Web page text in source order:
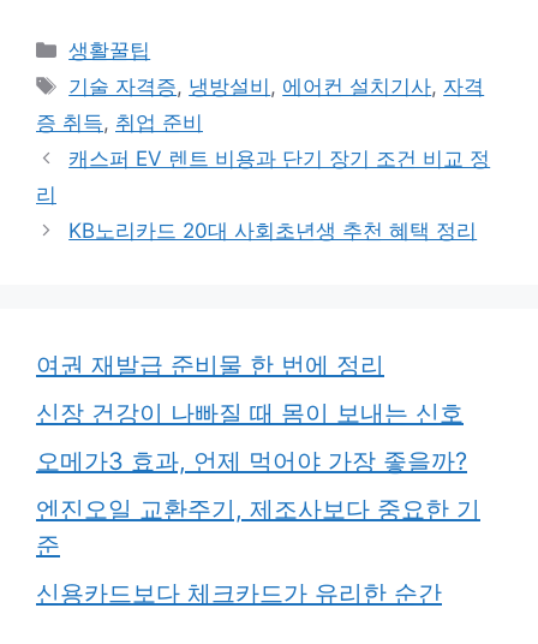
카
테
리
생활꿀팁
태
그
기술 자격증, 냉방설비 , 에어컨 설치기사, 자격
증 취득, 취업 준비
캐스퍼 EV 렌트 비용과 단기 장기 조건 비교 정
리
KB노리카드 20대 사회초년생 추천 혜택 정리
여권 재발급 준비물 한 번에 정리
신장 건강이 나빠질 때 몸이 보내는 신호
오메가3 효과, 언제 먹어야 가장 좋을까?
엔진오일 교환주기, 제조사보다 중요한 기
준
신용카드보다 체크카드가 유리한 순간